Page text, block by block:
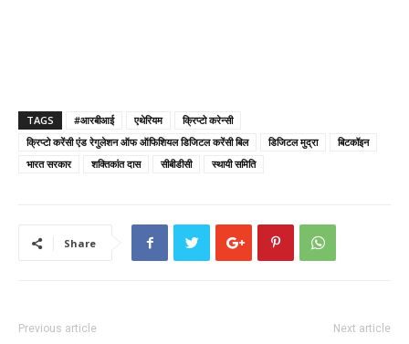
TAGS #आरबीआई एथेरियम
क्रिप्टो करेन्सी
क्रिप्टो करेंसी एंड रेगुलेशन ऑफ ऑफिशियल डिजिटल करेंसी बिल
डिजिटल मुद्रा
बिटकॉइन
भारत सरकार
शक्तिकांत दास सीबीडीसी स्थायी समिति
Share
Previous article Next article